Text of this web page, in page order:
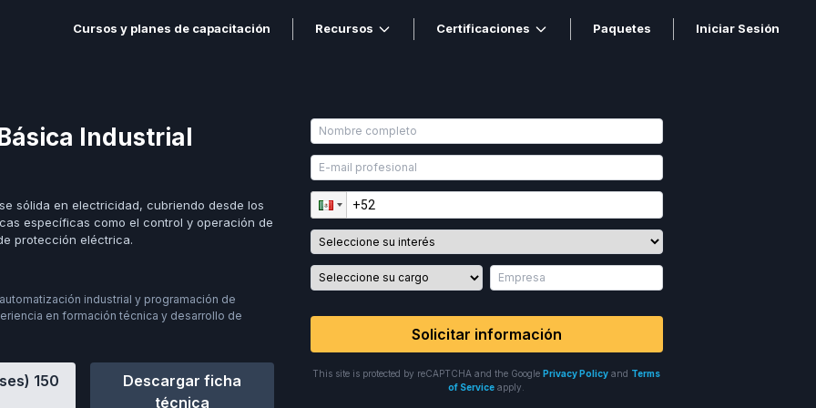
Cursos y planes de capacitación Recursos Certificaciones Paquetes Iniciar Sesión
Industrial
sólida en electricidad, cubriendo desde los
específicas como el control y operación de
protección eléctrica.
industrial y programación de
en formación técnica y desarrollo de
150
Descargar ficha
técnica
Solicitar información
This site is protected by reCAPTCHA and the Google Privacy Policy and Terms
of Service apply.